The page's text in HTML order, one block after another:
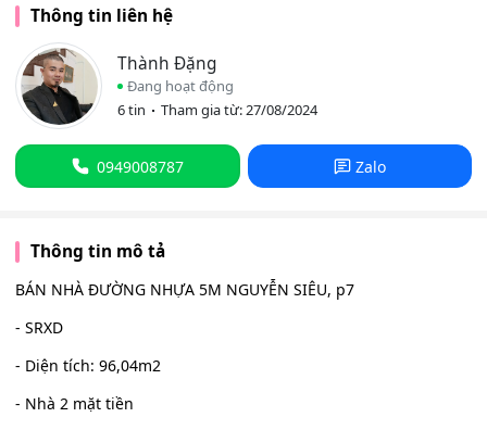
Thông tin liên hệ
Thành Đặng
Đang hoạt động
6 tin
Tham gia từ: 27/08/2024
0949008787 Zalo
Thông tin mô tả
BÁN NHÀ ĐƯỜNG NHỰA 5M NGUYỄN SIÊU, p7
- SRXD
- Diện tích: 96,04m2
- Nhà 2 mặt tiền